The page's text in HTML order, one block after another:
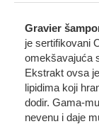
Gravier
je sertifikovani
omekšavajuća
Ekstrakt ovsa
lipidima koji
dodir. Gama-
nevenu i daje